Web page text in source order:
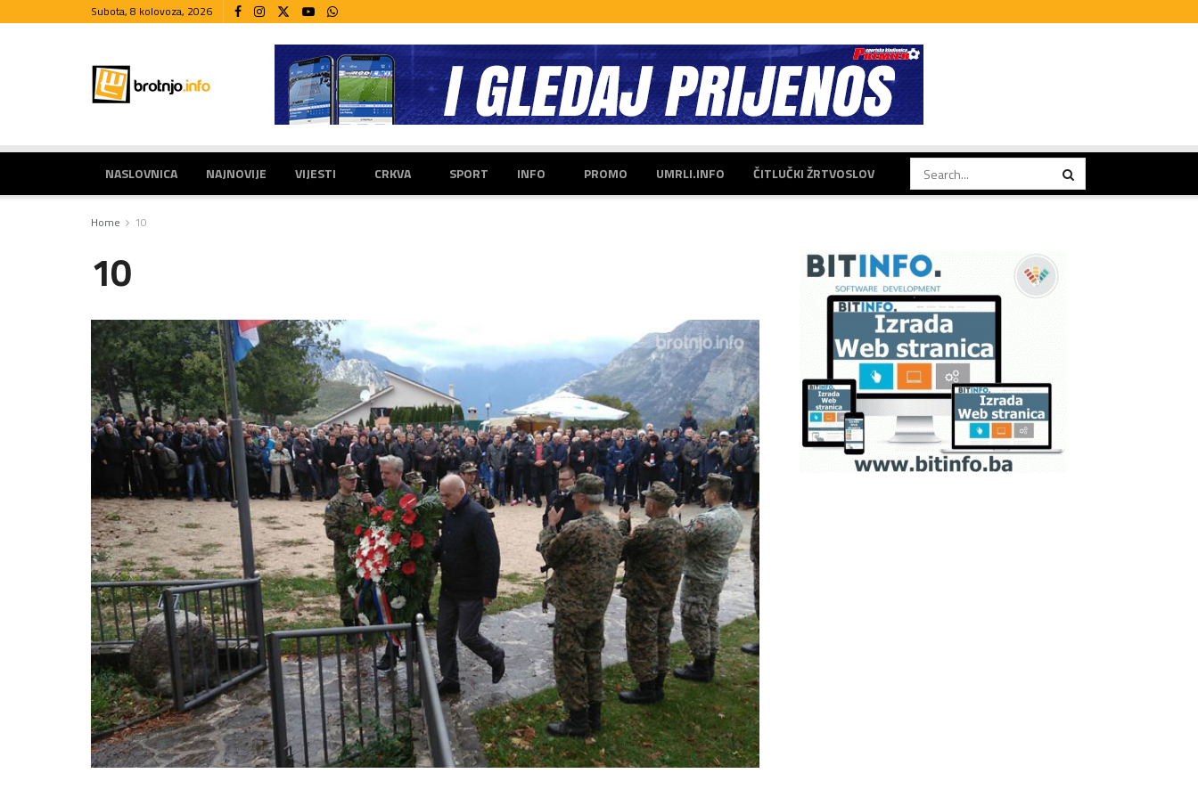
Subota, 8 kolovoza, 2026
NASLOVNICA NAJNOVIJE VIJESTI CRKVA SPORT INFO PROMO UMRLI.INFO ČITLUČKI ŽRTVOSLOV
Home 10
10